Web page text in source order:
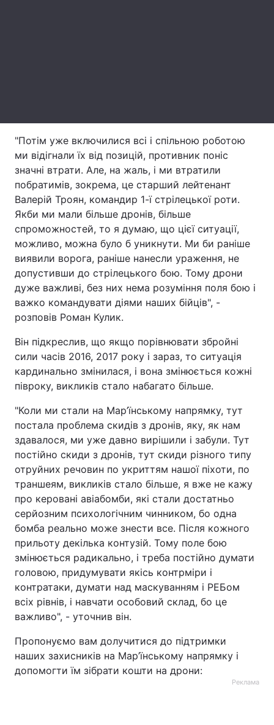
"Потім уже включилися всі і спільною роботою
ми відігнали їх від позицій, противник поніс
значні втрати. Але, на жаль, і ми втратили
побратимів, зокрема, це старший лейтенант
Валерій Троян, командир 1-ї стрілецької роти.
Якби ми мали більше дронів, більше
спроможностей, то я думаю, що цієї ситуації,
можливо, можна було б уникнути. Ми би раніше
виявили ворога, раніше нанесли ураження, не
допустивши до стрілецького бою. Тому дрони
дуже важливі, без них нема розуміння поля бою і
важко командувати діями наших бійців", -
розповів Роман Кулик.
Він підкреслив, що якщо порівнювати збройні
сили часів 2016, 2017 року і зараз, то ситуація
кардинально змінилася, і вона змінюється кожні
півроку, викликів стало набагато більше.
"Коли ми стали на Мар’їнському напрямку, тут
постала проблема скидів з дронів, яку, як нам
здавалося, ми уже давно вирішили і забули. Тут
постійно скиди з дронів, тут скиди різного типу
отруйних речовин по укриттям нашої піхоти, по
траншеям, викликів стало більше, я вже не кажу
про керовані авіабомби, які стали достатньо
серйозним психологічним чинником, бо одна
бомба реально може знести все. Після кожного
прильоту декілька контузій. Тому поле бою
змінюється радикально, і треба постійно думати
головою, придумувати якісь контрміри і
контратаки, думати над маскуванням і РЕБом
всіх рівнів, і навчати особовий склад, бо це
важливо", - уточнив він.
Пропонуємо вам долучитися до підтримки
наших захисників на Мар’їнському напрямку і
допомогти їм зібрати кошти на дрони:
Реклама